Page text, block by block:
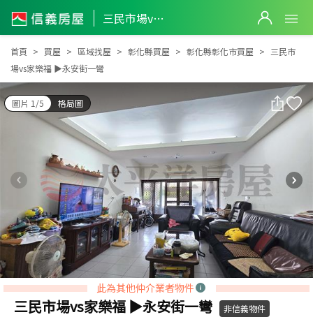
三民市場vs家樂福 ▶永安街一彎
三民市場vs家樂福 ▶永安街一彎
首頁 買屋 區域找屋 彰化縣買屋 彰化縣彰化市買屋
三民市
場vs家樂福 ▶永安街一彎
圖片 1/5 格局圖
此為其他仲介業者物件
三民市場vs家樂福 ▶永安街一彎 非信義物件